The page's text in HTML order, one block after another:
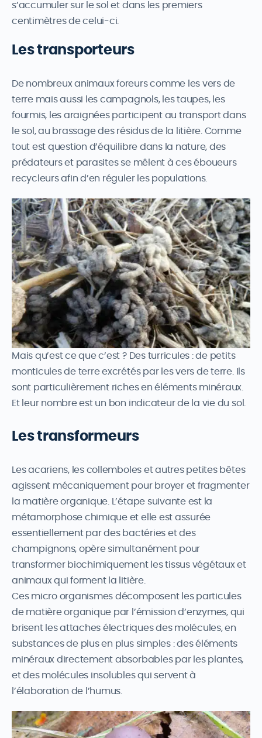
s’accumuler sur le sol et dans les premiers
centimètres de celui-ci.
Les transporteurs
De nombreux animaux foreurs comme les vers de
terre mais aussi les campagnols, les taupes, les
fourmis, les araignées participent au transport dans
le sol, au brassage des résidus de la litière. Comme
tout est question d’équilibre dans la nature, des
prédateurs et parasites se mêlent à ces éboueurs
recycleurs afin d’en réguler les populations.
Mais qu’est ce que c’est ? Des turricules : de petits
monticules de terre excrétés par les vers de terre. Ils
sont particulièrement riches en éléments minéraux.
Et leur nombre est un bon indicateur de la vie du sol.
Les transformeurs
Les acariens, les collemboles et autres petites bêtes
agissent mécaniquement pour broyer et fragmenter
la matière organique. L’étape suivante est la
métamorphose chimique et elle est assurée
essentiellement par des bactéries et des
champignons, opère simultanément pour
transformer biochimiquement les tissus végétaux et
animaux qui forment la litière.
Ces micro organismes décomposent les particules
de matière organique par l’émission d’enzymes, qui
brisent les attaches électriques des molécules, en
substances de plus en plus simples : des éléments
minéraux directement absorbables par les plantes,
et des molécules insolubles qui servent à
l’élaboration de l’humus.